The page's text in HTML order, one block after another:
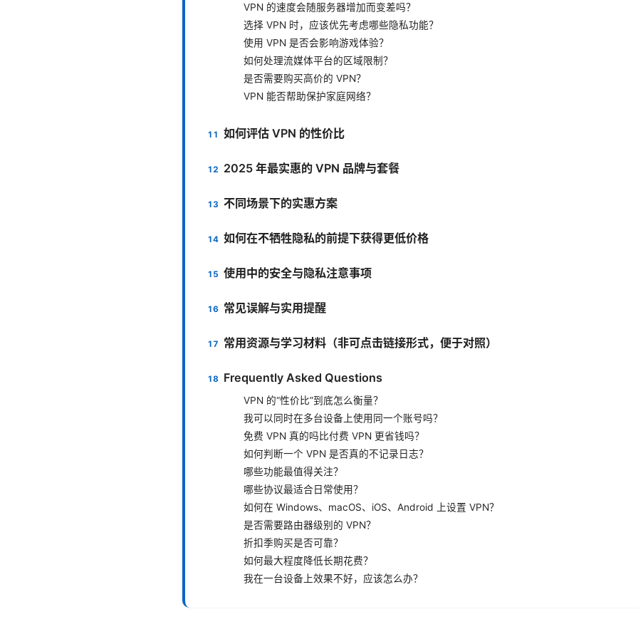
VPN 的速度会随服务器增加而变差吗？
选择 VPN 时，应该优先考虑哪些隐私功能？
使用 VPN 是否会影响游戏体验？
如何处理流媒体平台的区域限制？
是否需要购买高价的 VPN？
VPN 能否帮助保护家庭网络？
如何评估 VPN 的性价比
2025 年最实惠的 VPN 品牌与套餐
不同场景下的实惠方案
如何在不牺牲隐私的前提下获得更低价格
使用中的安全与隐私注意事项
常见误解与实用提醒
常用资源与学习材料（非可点击链接形式，便于对照）
Frequently Asked Questions
VPN 的“性价比”到底怎么衡量？
我可以同时在多台设备上使用同一个账号吗？
免费 VPN 真的吗比付费 VPN 更省钱吗？
如何判断一个 VPN 是否真的不记录日志？
哪些功能最值得关注？
哪些协议最适合日常使用？
如何在 Windows、macOS、iOS、Android 上设置 VPN？
是否需要路由器级别的 VPN？
折扣季购买是否可靠？
如何最大程度降低长期花费？
我在一台设备上效果不好，应该怎么办？